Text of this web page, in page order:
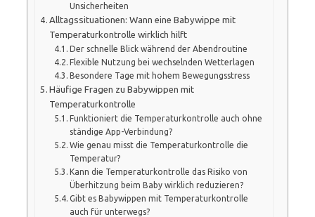
Unsicherheiten
Alltagssituationen: Wann eine Babywippe mit
Temperaturkontrolle wirklich hilft
Der schnelle Blick während der Abendroutine
Flexible Nutzung bei wechselnden Wetterlagen
Besondere Tage mit hohem Bewegungsstress
Häufige Fragen zu Babywippen mit
Temperaturkontrolle
Funktioniert die Temperaturkontrolle auch ohne
ständige App-Verbindung?
Wie genau misst die Temperaturkontrolle die
Temperatur?
Kann die Temperaturkontrolle das Risiko von
Überhitzung beim Baby wirklich reduzieren?
Gibt es Babywippen mit Temperaturkontrolle
auch für unterwegs?